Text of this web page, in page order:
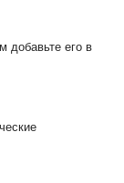
добавьте его в